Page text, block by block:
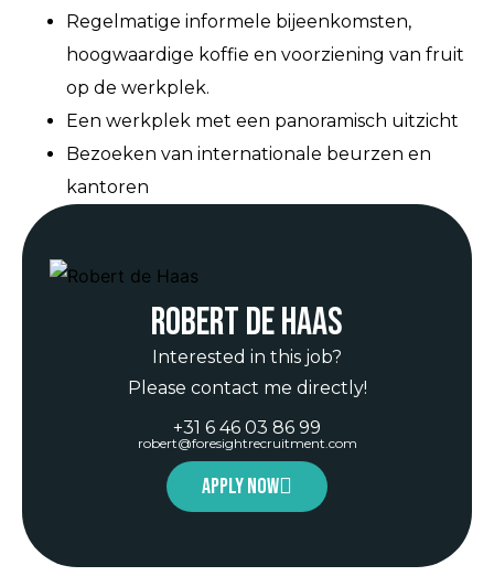
Regelmatige informele bijeenkomsten,
hoogwaardige koffie en voorziening van fruit
op de werkplek.
Een werkplek met een panoramisch uitzicht
Bezoeken van internationale beurzen en
kantoren
Robert de Haas
Interested in this job?
Please contact me directly!
+31 6 46 03 86 99
robert@foresightrecruitment.com
Apply now